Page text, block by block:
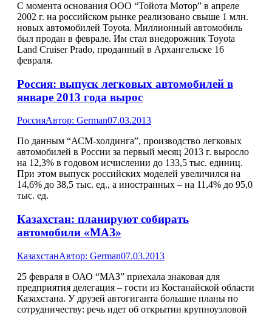
С момента основания ООО “Тойота Мотор” в апреле
2002 г. на российском рынке реализовано свыше 1 млн.
новых автомобилей Toyota. Миллионный автомобиль
был продан в феврале. Им стал внедорожник Toyota
Land Cruiser Prado, проданный в Архангельске 16
февраля.
Россия: выпуск легковых автомобилей в
январе 2013 года вырос
РоссияАвтор: German07.03.2013
По данным “АСМ-холдинга”, производство легковых
автомобилей в России за первый месяц 2013 г. выросло
на 12,3% в годовом исчислении до 133,5 тыс. единиц.
При этом выпуск российских моделей увеличился на
14,6% до 38,5 тыс. ед., а иностранных – на 11,4% до 95,0
тыс. ед.
Казахстан: планируют собирать
автомобили «МАЗ»
КазахстанАвтор: German07.03.2013
25 февраля в ОАО “МАЗ” приехала знаковая для
предприятия делегация – гости из Костанайской области
Казахстана. У друзей автогиганта большие планы по
сотрудничеству: речь идет об открытии крупноузловой